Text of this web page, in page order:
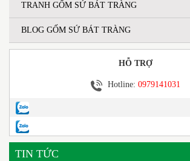
TRANH GỐM SỨ BÁT TRÀNG
BLOG GỐM SỨ BÁT TRÀNG
HỖ TRỢ
Hotline: 0979141031
TIN TỨC